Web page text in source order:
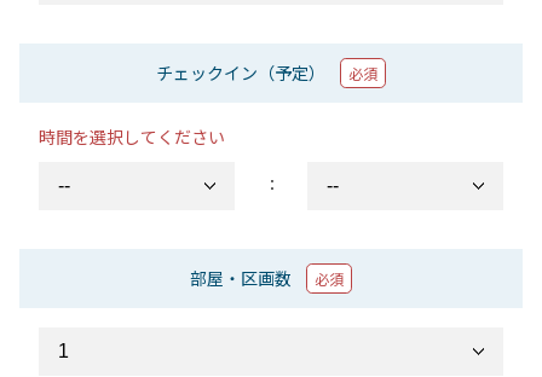
チェックイン（予定） 必須
時間を選択してください
：
部屋・区画数 必須